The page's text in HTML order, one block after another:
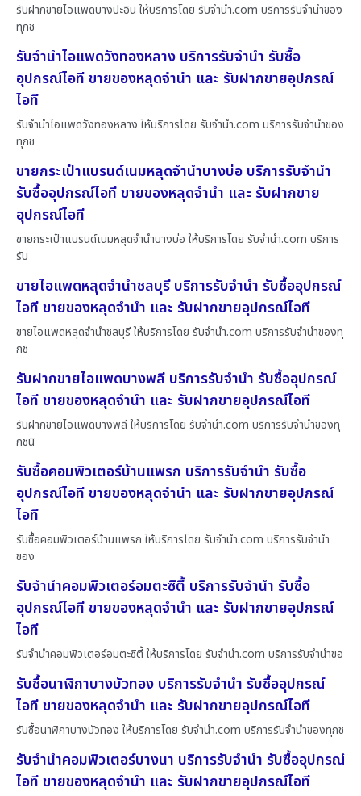
รับฝากขายไอแพดบางปะอิน ให้บริการโดย รับจํานํา.com บริการรับจำนำของ
ทุกช
รับจำนำไอแพดวังทองหลาง บริการรับจำนำ รับซื้อ
อุปกรณ์ไอที ขายของหลุดจำนำ และ รับฝากขายอุปกรณ์
ไอที
รับจำนำไอแพดวังทองหลาง ให้บริการโดย รับจํานํา.com บริการรับจำนำของ
ทุกช
ขายกระเป๋าแบรนด์เนมหลุดจำนำบางบ่อ บริการรับจำนำ
รับซื้ออุปกรณ์ไอที ขายของหลุดจำนำ และ รับฝากขาย
อุปกรณ์ไอที
ขายกระเป๋าแบรนด์เนมหลุดจำนำบางบ่อ ให้บริการโดย รับจํานํา.com บริการ
รับ
ขายไอแพดหลุดจำนำชลบุรี บริการรับจำนำ รับซื้ออุปกรณ์
ไอที ขายของหลุดจำนำ และ รับฝากขายอุปกรณ์ไอที
ขายไอแพดหลุดจำนำชลบุรี ให้บริการโดย รับจํานํา.com บริการรับจำนำของทุ
กช
รับฝากขายไอแพดบางพลี บริการรับจำนำ รับซื้ออุปกรณ์
ไอที ขายของหลุดจำนำ และ รับฝากขายอุปกรณ์ไอที
รับฝากขายไอแพดบางพลี ให้บริการโดย รับจํานํา.com บริการรับจำนำของทุ
กชนิ
รับซื้อคอมพิวเตอร์บ้านแพรก บริการรับจำนำ รับซื้อ
อุปกรณ์ไอที ขายของหลุดจำนำ และ รับฝากขายอุปกรณ์
ไอที
รับซื้อคอมพิวเตอร์บ้านแพรก ให้บริการโดย รับจํานํา.com บริการรับจำนำ
ของ
รับจำนำคอมพิวเตอร์อมตะซิตี้ บริการรับจำนำ รับซื้อ
อุปกรณ์ไอที ขายของหลุดจำนำ และ รับฝากขายอุปกรณ์
ไอที
รับจำนำคอมพิวเตอร์อมตะซิตี้ ให้บริการโดย รับจํานํา.com บริการรับจำนำขอ
รับซื้อนาฬิกาบางบัวทอง บริการรับจำนำ รับซื้ออุปกรณ์
ไอที ขายของหลุดจำนำ และ รับฝากขายอุปกรณ์ไอที
รับซื้อนาฬิกาบางบัวทอง ให้บริการโดย รับจํานํา.com บริการรับจำนำของทุกช
รับจำนำคอมพิวเตอร์บางนา บริการรับจำนำ รับซื้ออุปกรณ์
ไอที ขายของหลุดจำนำ และ รับฝากขายอุปกรณ์ไอที